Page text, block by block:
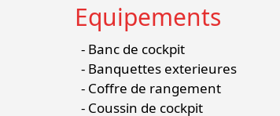
Equipements
Banc de cockpit
Banquettes exterieures
Coffre de rangement
Coussin de cockpit